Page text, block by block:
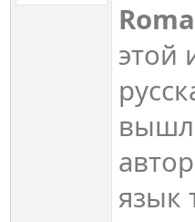
этой
язык